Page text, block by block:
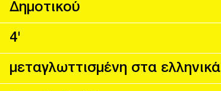
Δημοτικού
4'
μεταγλωττισμένη στα ελληνικά